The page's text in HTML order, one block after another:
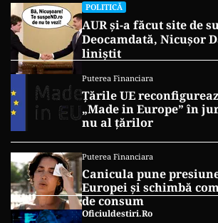
POLITICĂ
AUR și-a făcut site de
Deocamdată, Nicușor
liniștit
Puterea Financiara
Țările UE
„Made in Europe” în
nu al țărilor
Puterea Financiara
Canicula pune
Europei și schimbă
de consum
Oficiuldestiri.ro